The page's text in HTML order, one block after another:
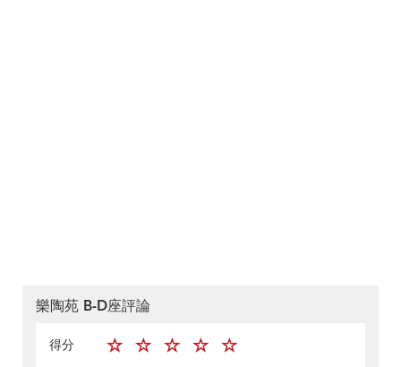
樂陶苑 B-D座評論
得分